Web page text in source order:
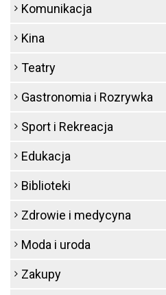
Komunikacja
Kina
Teatry
Gastronomia i Rozrywka
Sport i Rekreacja
Edukacja
Biblioteki
Zdrowie i medycyna
Moda i uroda
Zakupy